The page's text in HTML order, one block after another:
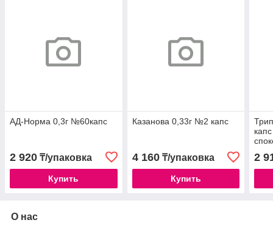
АД-Норма 0,3г №60капс
2 920 ₸/упаковка
Купить
Казанова 0,33г №2 капс
4 160₸/упаковка
Купить
2
О нас